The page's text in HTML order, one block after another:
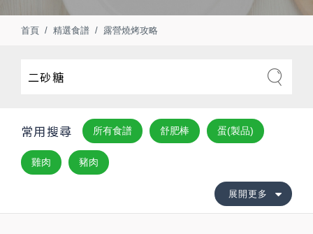
首頁 精選食譜 露營燒烤攻略
常用搜尋 所有食譜 舒肥棒 蛋(製品)
雞肉 豬肉
展開更多